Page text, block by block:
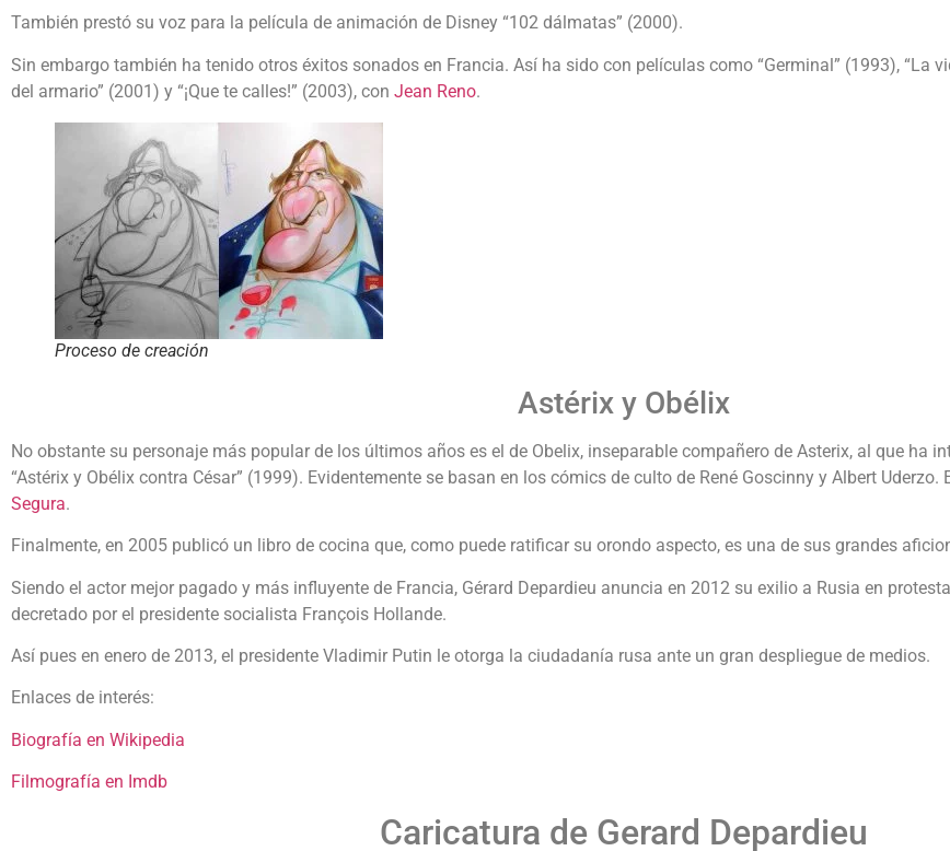
También prestó su voz para la película de animación de Disney “102 dálmatas” (2000).
Sin embargo también ha tenido otros éxitos sonados en Francia. Así ha sido con películas como “Germinal” (1993), “La
del armario” (2001) y “¡Que te calles!” (2003), con Jean Reno.
Proceso de creación
Astérix y Obélix
No obstante su personaje más popular de los últimos años es el de Obelix, inseparable compañero de Asterix, al que ha
“Astérix y Obélix contra César” (1999). Evidentemente se basan en los cómics de culto de René Goscinny y Albert Uderzo.
Segura.
Finalmente, en 2005 publicó un libro de cocina que, como puede ratificar su orondo aspecto, es una de sus grandes
Siendo el actor mejor pagado y más influyente de Francia, Gérard Depardieu anuncia en 2012 su exilio a Rusia en
decretado por el presidente socialista François Hollande.
Así pues en enero de 2013, el presidente Vladimir Putin le otorga la ciudadanía rusa ante un gran despliegue de medios.
Enlaces de interés:
Biografía en Wikipedia
Filmografía en Imdb
Caricatura de Gerard Depardieu